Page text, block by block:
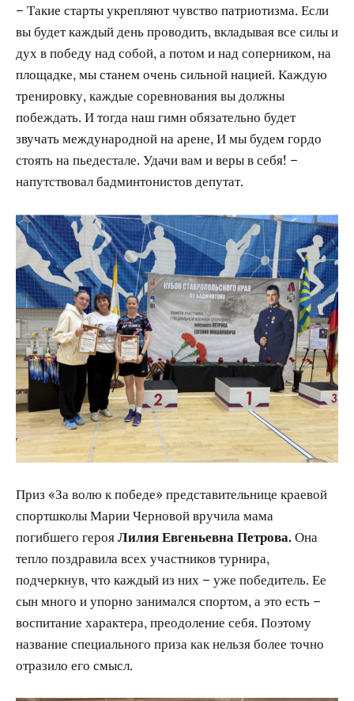
– Такие старты укрепляют чувство патриотизма. Если
вы будет каждый день проводить, вкладывая все силы и
дух в победу над собой, а потом и над соперником, на
площадке, мы станем очень сильной нацией. Каждую
тренировку, каждые соревнования вы должны
побеждать. И тогда наш гимн обязательно будет
звучать международной на арене, И мы будем гордо
стоять на пьедестале. Удачи вам и веры в себя! –
напутствовал бадминтонистов депутат.
Приз «За волю к победе» представительнице краевой
спортшколы Марии Черновой вручила мама
погибшего герояЛилия Евгеньевна Петрова.Она
тепло поздравила всех участников турнира,
подчеркнув, что каждый из них – уже победитель. Ее
сын много и упорно занимался спортом, а это есть –
воспитание характера, преодоление себя. Поэтому
название специального приза как нельзя более точно
отразило его смысл.